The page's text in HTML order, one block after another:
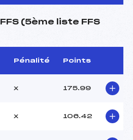
(5ème liste FFS
Pénalité Points
x 175.99
x 106.42